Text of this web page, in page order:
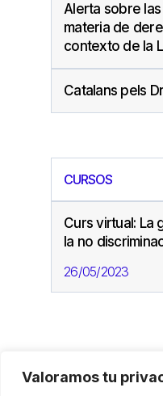
Valoramos tu
Alerta sobre
materia de
contexto de la
Catalans pels
CURSOS
Curs virtual: La
la no
26/05/2023